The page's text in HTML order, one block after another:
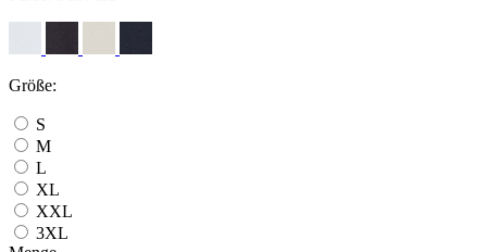
Größe:
S
M
L
XL
XXL
3XL